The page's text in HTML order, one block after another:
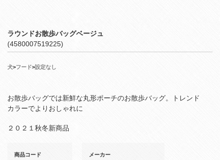
ラウンドお散歩バッグベージュ
(4580007519225)
犬>フード>設定なし
お散歩バッグでは新鮮な丸形ポーチのお散歩バッグ。トレンド
カラーでよりおしゃれに
２０２１秋冬新商品
商品コード メーカー